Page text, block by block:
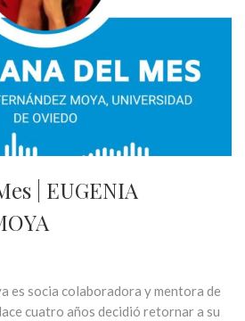
| EUGENIA
es socia colaboradora y mentora de
cuatro años decidió retornar a su